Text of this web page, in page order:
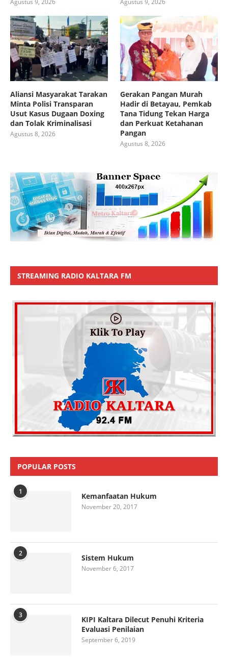
Aliansi Masyarakat Tarakan
Minta Polisi Transparan
Usut Kasus Dugaan Doxing
dan Tolak Kriminalisasi
Agustus 8, 2026
Gerakan Pangan Murah
Hadir di Betayau, Pemkab
Tana Tidung Tekan Harga
dan Perkuat Ketahanan
Pangan
Agustus 8, 2026
STREAMING RADIO KALTARA FM
POPULAR POSTS
1 Kemanfaatan Hukum
November 20, 2017
2 Sistem Hukum
November 6, 2017
3
KIPI Kaltara Dilecut Penuhi Kriteria
Evaluasi Penilaian
September 6, 2019